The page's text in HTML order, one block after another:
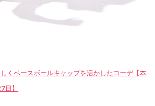
くベースボールキャップを活かしたコーデ【本
日】